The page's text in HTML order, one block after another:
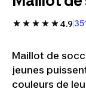
4.9
Maillot de
jeunes
couleurs de